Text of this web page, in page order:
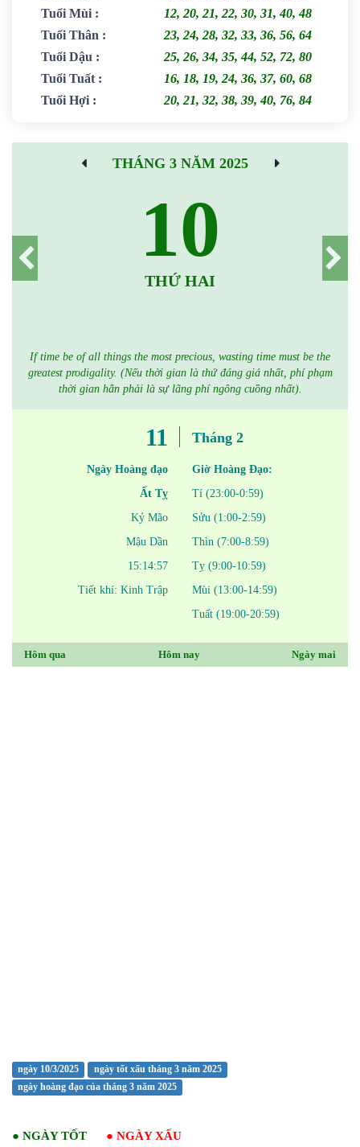
Tuổi Mùi :
12, 20, 21, 22, 30, 31, 40, 48
Tuổi Thân :
23, 24, 28, 32, 33, 36, 56, 64
Tuổi Dậu :
25, 26, 34, 35, 44, 52, 72, 80
Tuổi Tuất :
16, 18, 19, 24, 36, 37, 60, 68
Tuổi Hợi : 20, 21, 32, 38, 39, 40, 76, 84
THÁNG 3 NĂM 2025
10
THỨ HAI
If time be of all things the most precious, wasting time must be the
greatest prodigality. (Nếu thời gian là thứ đáng giá nhất, phí phạm
thời gian hẳn phải là sự lãng phí ngông cuồng nhất).
11
Ngày Hoàng đạo
Ất Tỵ
Kỷ Mão
Mậu Dần
15:14:57
Tiết khí: Kinh Trập
Tháng 2
Giờ Hoàng Đạo:
Tí (23:00-0:59)
Sửu (1:00-2:59)
Thìn (7:00-8:59)
Tỵ (9:00-10:59)
Mùi (13:00-14:59)
Tuất (19:00-20:59)
Hôm qua Hôm nay Ngày mai
ngày 10/3/2025
ngày tốt xấu tháng 3 năm 2025
ngày hoàng đạo của tháng 3 năm 2025
● NGÀY TỐT ● NGÀY XẤU